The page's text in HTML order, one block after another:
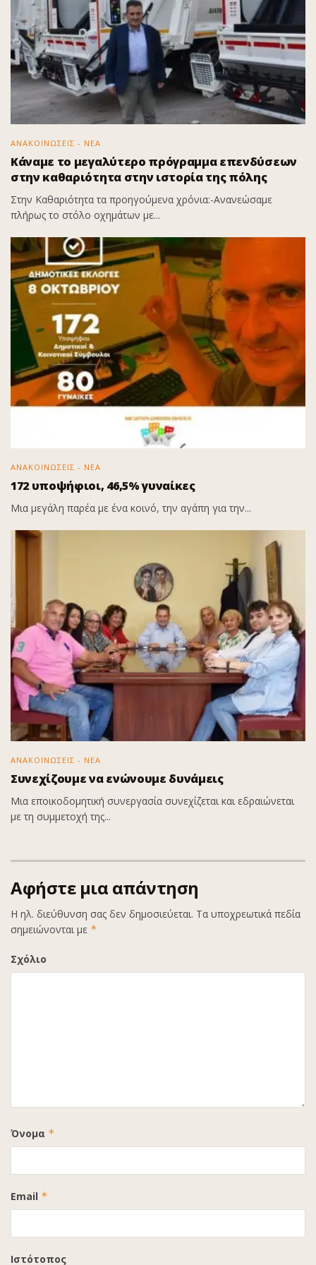
ΑΝΑΚΟΙΝΩΣΕΙΣ - ΝΕΑ
Κάναμε το μεγαλύτερο πρόγραμμα επενδύσεων
στην καθαριότητα στην ιστορία της πόλης
Στην Καθαριότητα τα προηγούμενα χρόνια:-Ανανεώσαμε
πλήρως το στόλο οχημάτων με...
ΑΝΑΚΟΙΝΩΣΕΙΣ - ΝΕΑ
172 υποψήφιοι, 46,5% γυναίκες
Μια μεγάλη παρέα με ένα κοινό, την αγάπη για την...
ΑΝΑΚΟΙΝΩΣΕΙΣ - ΝΕΑ
Συνεχίζουμε να ενώνουμε δυνάμεις
Μια εποικοδομητική συνεργασία συνεχίζεται και εδραιώνεται
με τη συμμετοχή της...
Αφήστε μια απάντηση
Η ηλ. διεύθυνση σας δεν δημοσιεύεται. Τα υποχρεωτικά πεδία
σημειώνονται με *
Σχόλιο
Όνομα *
Email *
Ιστότοπος